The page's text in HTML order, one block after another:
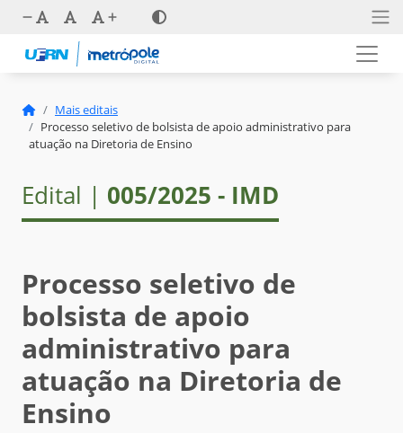
Mais editais
Processo seletivo de bolsista de apoio administrativo para
atuação na Diretoria de Ensino
Edital | 005/2025 - IMD
Processo seletivo de
bolsista de apoio
administrativo para
atuação na Diretoria de
Ensino